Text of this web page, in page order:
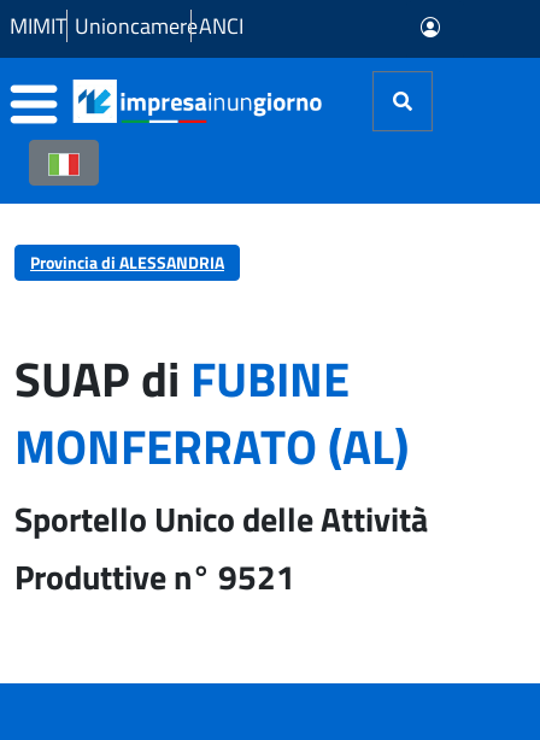
Skip to Main Content
MIMIT UnioncamereANCI
Provincia di ALESSANDRIA
SUAP di FUBINE
MONFERRATO (AL)
Sportello Unico delle Attività
Produttive n° 9521